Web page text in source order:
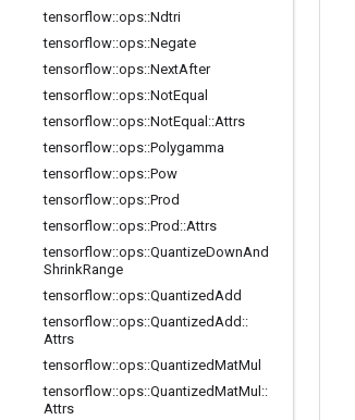
tensorflow::ops::Ndtri
tensorflow::ops::Negate
tensorflow::ops::NextAfter
tensorflow::ops::NotEqual
tensorflow::ops::NotEqual ::Attrs
tensorflow::ops::Polygamma
tensorflow::ops::Pow
tensorflow::ops::Prod
tensorflow::ops::Prod ::Attrs
tensorflow::ops::QuantizeDownAnd
ShrinkRange
tensorflow::ops::QuantizedAdd
tensorflow::ops::QuantizedAdd ::
Attrs
tensorflow::ops::QuantizedMatMul
tensorflow::ops::QuantizedMatMul ::
Attrs